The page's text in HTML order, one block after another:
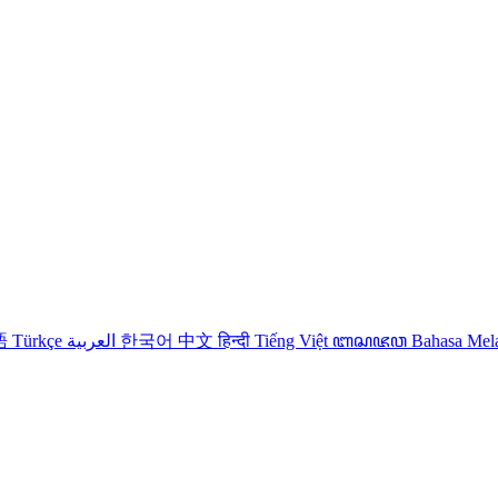
Türkçe 한국어 中文हिन्दी Tiếng Việt ꦧꦱꦗꦮ Bahasa